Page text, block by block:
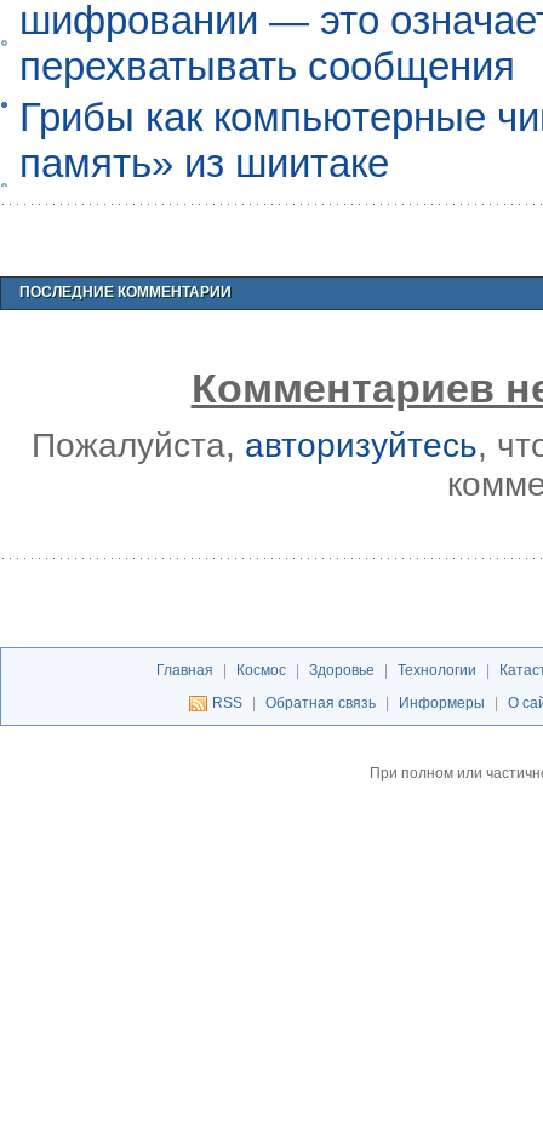
шифровании — это
перехватывать сообщения
Грибы как компьютерные
память» из шиитаке
ПОСЛЕДНИЕ КОММЕНТАРИИ
Комментариев
Пожалуйста, авторизуйтесь,
Главная Космос Здоровье Технологии
RSS
Обратная связь Информеры О
При полном или